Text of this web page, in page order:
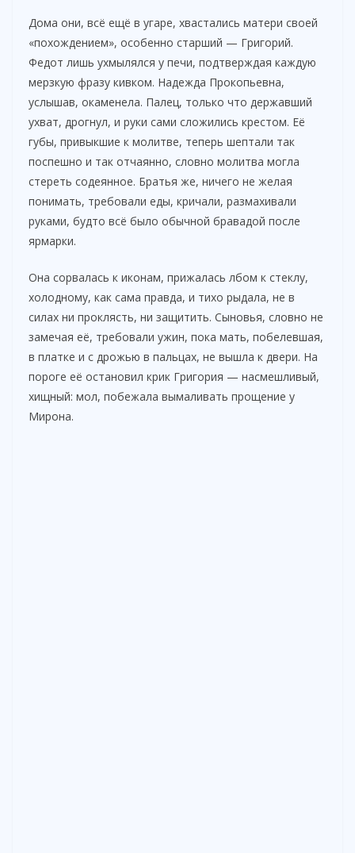
Дома они, всё ещё в угаре, хвастались матери своей
«похождением», особенно старший — Григорий.
Федот лишь ухмылялся у печи, подтверждая каждую
мерзкую фразу кивком. Надежда Прокопьевна,
услышав, окаменела. Палец, только что державший
ухват, дрогнул, и руки сами сложились крестом. Её
губы, привыкшие к молитве, теперь шептали так
поспешно и так отчаянно, словно молитва могла
стереть содеянное. Братья же, ничего не желая
понимать, требовали еды, кричали, размахивали
руками, будто всё было обычной бравадой после
ярмарки.
Она сорвалась к иконам, прижалась лбом к стеклу,
холодному, как сама правда, и тихо рыдала, не в
силах ни проклясть, ни защитить. Сыновья, словно не
замечая её, требовали ужин, пока мать, побелевшая,
в платке и с дрожью в пальцах, не вышла к двери. На
пороге её остановил крик Григория — насмешливый,
хищный: мол, побежала вымаливать прощение у
Мирона.